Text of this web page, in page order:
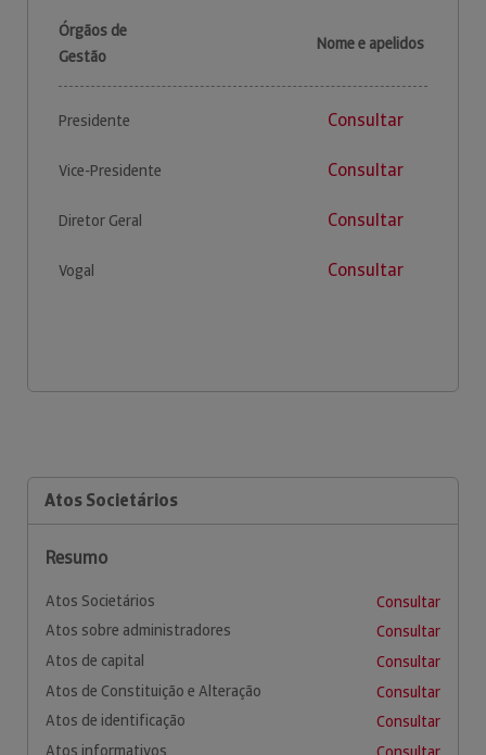
Órgãos de
Gestão
Nome e apelidos
Presidente Consultar
Vice-Presidente Consultar
Diretor Geral Consultar
Vogal Consultar
Atos Societários
Resumo
Atos Societários
Consultar
Atos sobre administradores
Consultar
Atos de capital
Consultar
Atos de Constituição e Alteração
Consultar
Atos de identificação
Consultar
Atos informativos